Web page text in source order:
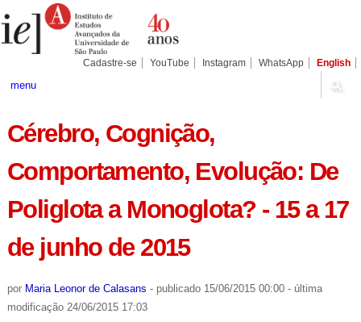
para
conteúdo.
Pessoais
Cadastre-se YouTube Instagram WhatsApp English
menu
Cérebro, Cognição,
Comportamento, Evolução: De
Poliglota a Monoglota? - 15 a 17
de junho de 2015
por Maria Leonor de Calasans - publicado15/06/2015 00:00 - última
modificação24/06/2015 17:03